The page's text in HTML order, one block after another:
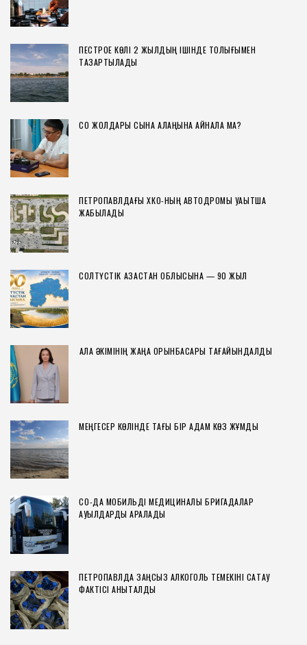
ПЕСТРОЕ КӨЛІ 2 ЖЫЛДЫҢ ІШІНДЕ ТОЛЫҒЫМЕН
ТАЗАРТЫЛАДЫ
СҚО ЖОЛДАРЫ СЫНАҚ АЛАҢЫНА АЙНАЛА МА?
ПЕТРОПАВЛДАҒЫ ХҚКО-НЫҢ АВТОДРОМЫ УАҚЫТША
ЖАБЫЛАДЫ
СОЛТҮСТІК ҚАЗАҚСТАН ОБЛЫСЫНА — 90 ЖЫЛ
ҚАЛА ӘКІМІНІҢ ЖАҢА ОРЫНБАСАРЫ ТАҒАЙЫНДАЛДЫ
МЕҢГЕСЕР КӨЛІНДЕ ТАҒЫ БІР АДАМ КӨЗ ЖҰМДЫ
СҚО-ДА МОБИЛЬДІ МЕДИЦИНАЛЫҚ БРИГАДАЛАР
АУЫЛДАРДЫ АРАЛАДЫ
ПЕТРОПАВЛДА ЗАҢСЫЗ АЛКОГОЛЬ ТЕМЕКІНІ САҚТАУ
ФАКТІСІ АНЫҚТАЛДЫ